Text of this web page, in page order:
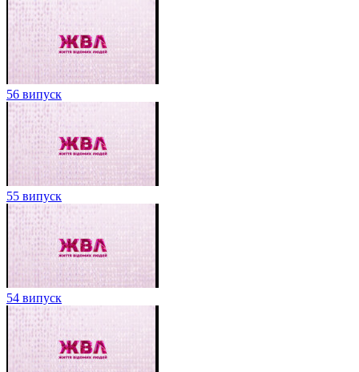
56 випуск
55 випуск
54 випуск